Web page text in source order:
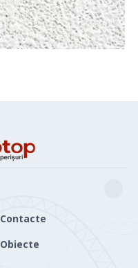
Contacte
Obiecte